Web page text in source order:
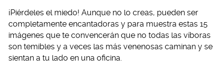
¡Piérdeles el miedo! Aunque no lo creas, pueden ser
completamente encantadoras y para muestra estas 15
imágenes que te convencerán que no todas las víboras
son temibles y a veces las más venenosas caminan y se
sientan a tu lado en una oficina.